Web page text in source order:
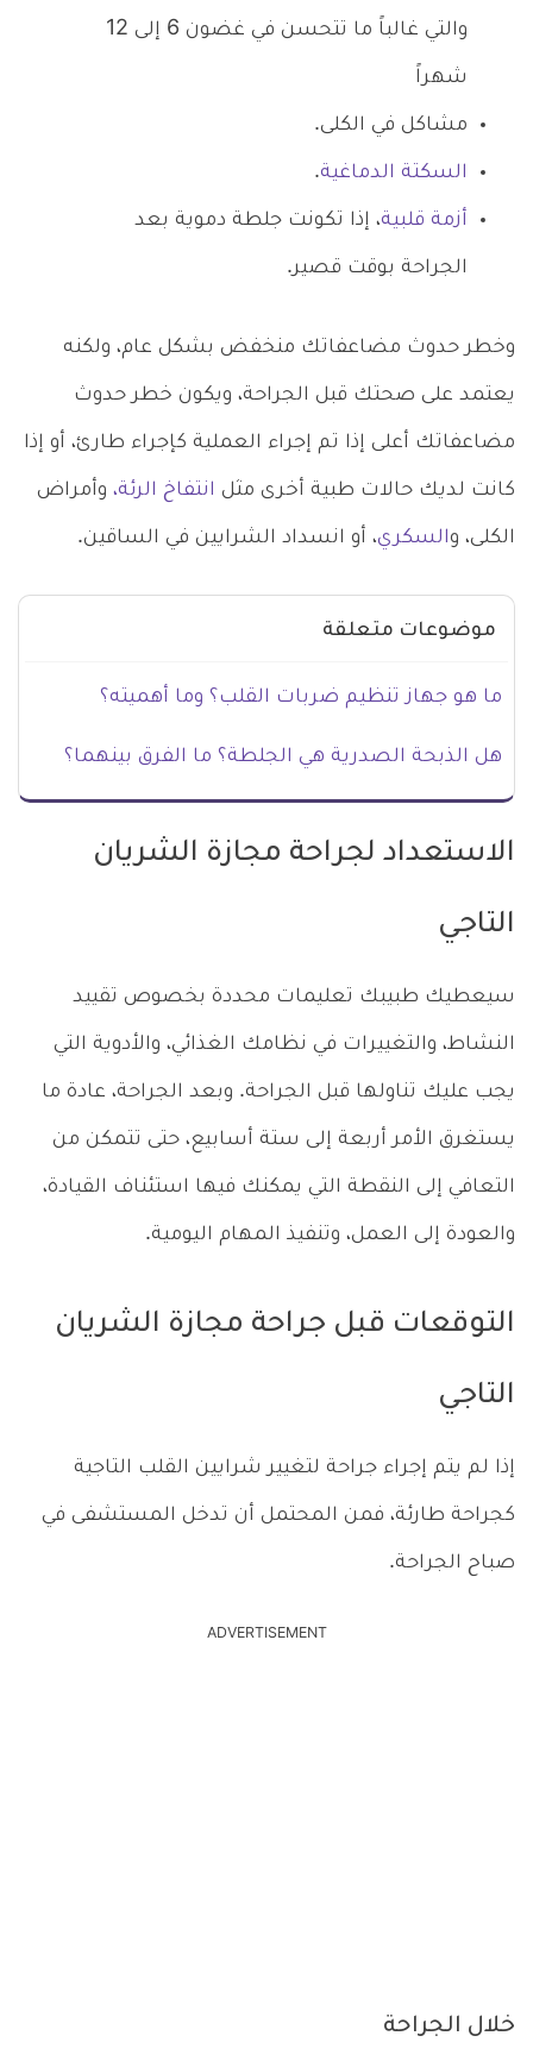
والتي غالباً ما تتحسن في غضون 6 إلى 12
شهراً
مشاكل في الكلى.
السكتة الدماغية.
أزمة قلبية، إذا تكونت جلطة دموية بعد
الجراحة بوقت قصير.
وخطر حدوث مضاعفاتك منخفض بشكل عام، ولكنه
يعتمد على صحتك قبل الجراحة، ويكون خطر حدوث
مضاعفاتك أعلى إذا تم إجراء العملية كإجراء طارئ، أو إذا
كانت لديك حالات طبية أخرى مثل انتفاخ الرئة، وأمراض
الكلى، والسكري، أو انسداد الشرايين في الساقين.
موضوعات متعلقة
ما هو جهاز تنظيم ضربات القلب؟ وما أهميته؟
هل الذبحة الصدرية هي الجلطة؟ ما الفرق بينهما؟
الاستعداد لجراحة مجازة الشريان
التاجي
سيعطيك طبيبك تعليمات محددة بخصوص تقييد
النشاط، والتغييرات في نظامك الغذائي، والأدوية التي
يجب عليك تناولها قبل الجراحة. وبعد الجراحة، عادة ما
يستغرق الأمر أربعة إلى ستة أسابيع، حتى تتمكن من
التعافي إلى النقطة التي يمكنك فيها استئناف القيادة،
والعودة إلى العمل، وتنفيذ المهام اليومية.
التوقعات قبل جراحة مجازة الشريان
التاجي
إذا لم يتم إجراء جراحة لتغيير شرايين القلب التاجية
كجراحة طارئة، فمن المحتمل أن تدخل المستشفى في
صباح الجراحة.
ADVERTISEMENT
خلال الجراحة